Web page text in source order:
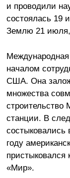
и проводили
состоялась 19
Землю 21
началом
США. Она
множества
строительство
станции. В
состыковались
году
пристыковался
«Мир».